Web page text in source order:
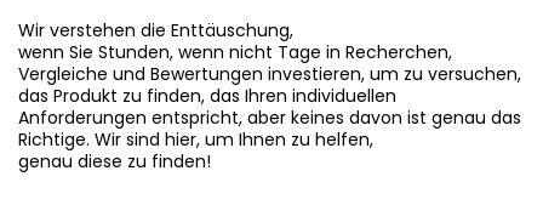
Wir verstehen die Enttäuschung,
wenn Sie Stunden, wenn nicht Tage in Recherchen,
Vergleiche und Bewertungen investieren, um zu versuchen,
das Produkt zu finden, das Ihren individuellen
Anforderungen entspricht, aber keines davon ist genau das
Richtige. Wir sind hier, um Ihnen zu helfen,
genau diese zu finden!